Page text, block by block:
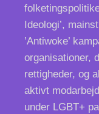
Ideologi’,
’Antiwoke’
organisationer,
rettigheder, og
aktivt
under LGBT+